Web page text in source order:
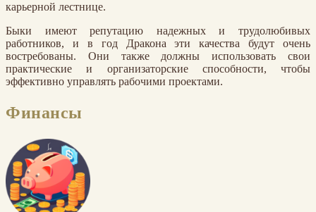
карьерной лестнице.
Быки имеют репутацию надежных и трудолюбивых
работников, и в год Дракона эти качества будут очень
востребованы. Они также должны использовать свои
практические и организаторские способности, чтобы
эффективно управлять рабочими проектами.
Финансы